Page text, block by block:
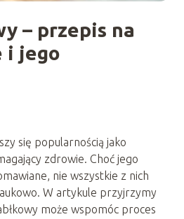
– przepis na
i jego
się popularnością jako
zdrowie. Choć jego
nie wszystkie z nich
W artykule przyjrzymy
może wspomóc proces